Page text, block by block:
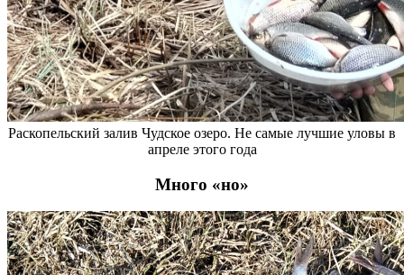
Раскопельский залив Чудское озеро. Не самые лучшие уловы в
апреле этого года
Много «но»